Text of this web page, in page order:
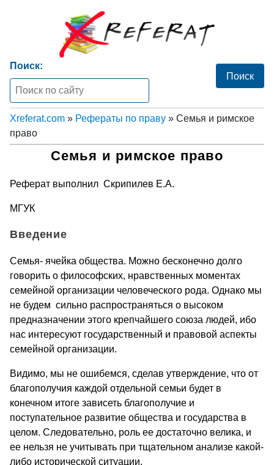
Поиск:
Xreferat.com » Рефераты по праву » Семья и римское
право
Семья и римское право
Реферат выполнил Скрипилев Е.А.
МГУК
Введение
Семья- ячейка общества. Можно бесконечно долго
говорить о философских, нравственных моментах
семейной организации человеческого рода. Однако мы
не будем сильно распространяться о высоком
предназначении этого крепчайшего союза людей, ибо
нас интересуют государственный и правовой аспекты
семейной организации.
Видимо, мы не ошибемся, сделав утверждение, что от
благополучия каждой отдельной семьи будет в
конечном итоге зависеть благополучие и
поступательное развитие общества и государства в
целом. Следовательно, роль ее достаточно велика, и
ее нельзя не учитывать при тщательном анализе какой-
либо исторической ситуации.